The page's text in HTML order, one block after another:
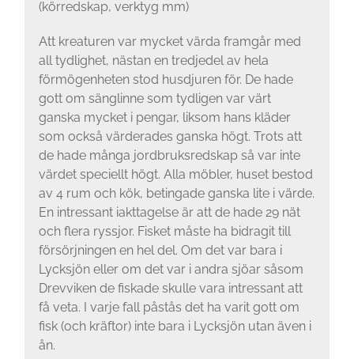
(körredskap, verktyg mm)
Att kreaturen var mycket värda framgår med
all tydlighet, nästan en tredjedel av hela
förmögenheten stod husdjuren för. De hade
gott om sänglinne som tydligen var värt
ganska mycket i pengar, liksom hans kläder
som också värderades ganska högt. Trots att
de hade många jordbruksredskap så var inte
värdet speciellt högt. Alla möbler, huset bestod
av 4 rum och kök, betingade ganska lite i värde.
En intressant iakttagelse är att de hade 29 nät
och flera ryssjor. Fisket måste ha bidragit till
försörjningen en hel del. Om det var bara i
Lycksjön eller om det var i andra sjöar såsom
Drevviken de fiskade skulle vara intressant att
få veta. I varje fall påstås det ha varit gott om
fisk (och kräftor) inte bara i Lycksjön utan även i
ån.